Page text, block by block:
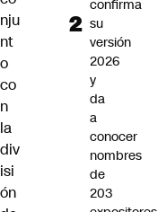
nju
nt
o
co
n
la
div
isi
ón
confirma
su
versión
2026
y
da
a
conocer
nombres
de
203